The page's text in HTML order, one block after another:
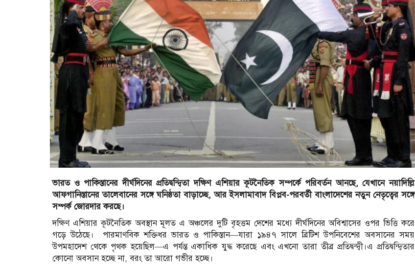
ভারত ও পাকিস্তানের দীর্ঘদিনের প্রতিদ্বন্দ্বিতা দক্ষিণ এশিয়ার কূটনৈতিক সম্পর্কে পরিবর্তন আনছে, যেখানে নয়াদিল্লি
আফগানিস্তানের তালেবানের সঙ্গে ঘনিষ্ঠতা বাড়াচ্ছে, আর ইসলামাবাদ বিপ্লব-পরবর্তী বাংলাদেশের নতুন নেতৃত্বের সঙ্গে
সম্পর্ক জোরদার করছে।
দক্ষিণ এশিয়ার কূটনৈতিক অবস্থান মূলত এ অঞ্চলের দুটি বৃহত্তম দেশের মধ্যে দীর্ঘদিনের অবিশ্বাসের ওপর ভিত্তি করে
গড়ে উঠেছে। পারমাণবিক শক্তিধর ভারত ও পাকিস্তান—যারা ১৯৪৭ সালে ব্রিটিশ উপনিবেশের অবসানের সময়
উপমহাদেশ থেকে পৃথক হয়েছিল—এ পর্যন্ত একাধিক যুদ্ধ করেছে এবং এখনো তারা তীব্র প্রতিদ্বন্দ্বী।এ প্রতিদ্বন্দ্বিতার
কোনো অবসান হচ্ছে না, বরং তা আরো গভীর হচ্ছে।